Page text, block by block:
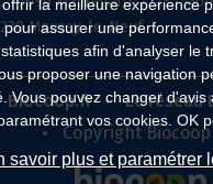
la meilleure expérience
pour assurer une
afin d'analyser le
proposer une navigation
Vous pouvez changer d'avis
vos cookies. OK
savoir plus et paramétrer
Moussy-le-Neuf
Biocoop.fr
Le réseau
Copyright Biocoop